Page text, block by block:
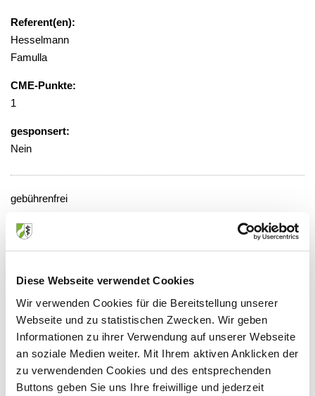
Diese Webseite verwendet Cookies
Wir verwenden Cookies für die Bereitstellung unserer
Webseite und zu statistischen Zwecken. Wir geben
Informationen zu ihrer Verwendung auf unserer Webseite
an soziale Medien weiter. Mit Ihrem aktiven Anklicken der
zu verwendenden Cookies und des entsprechenden
Buttons geben Sie uns Ihre freiwillige und jederzeit
Referent(en):
Hesselmann
Famulla
CME-Punkte:
1
gesponsert:
Nein
gebührenfrei
Veranstaltungsort:
Düsseldorf
Anbieter:
Schön Klinik Düsseldorf SE & Co. KG